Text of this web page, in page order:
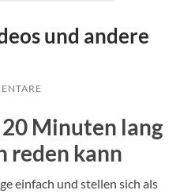
und andere
Minuten lang
reden kann
einfach und stellen sich als